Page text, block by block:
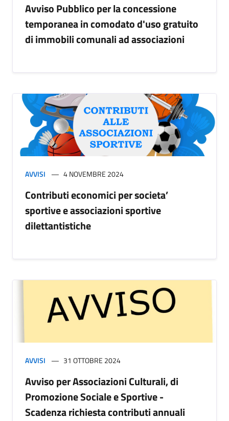
Avviso Pubblico per la concessione
temporanea in comodato d'uso gratuito
di immobili comunali ad associazioni
AVVISI 4 NOVEMBRE 2024
Contributi economici per societa’
sportive e associazioni sportive
dilettantistiche
AVVISI 31 OTTOBRE 2024
Avviso per Associazioni Culturali, di
Promozione Sociale e Sportive -
Scadenza richiesta contributi annuali